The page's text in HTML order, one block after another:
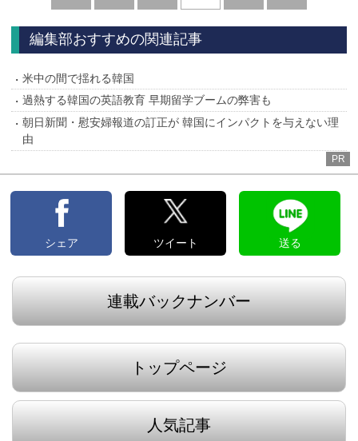
へ
へ
編集部おすすめの関連記事
米中の間で揺れる韓国
過熱する韓国の英語教育 早期留学ブームの弊害も
朝日新聞・慰安婦報道の訂正が 韓国にインパクトを与えない理
由
PR
シェア ツイート 送る
連載バックナンバー
トップページ
人気記事